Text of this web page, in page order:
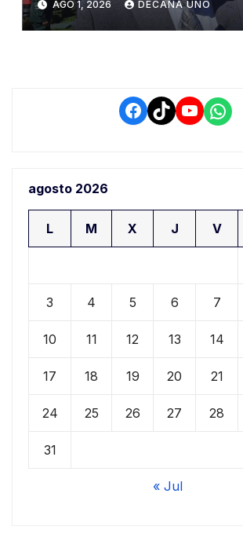
ciudadana
AGO 1, 2026 DECANA UNO
Facebook
TikTok
agosto 2026
L M X J V
3 4 5 6 7
10 11 12 13 14
17 18 19 20 21
24 25 26 27 28
31
« Jul